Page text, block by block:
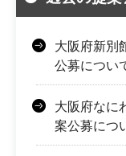
大阪府新別
公募につい
大阪府なに
案公募につ